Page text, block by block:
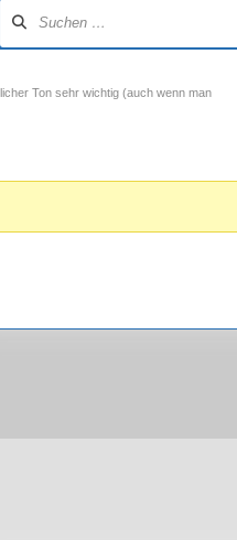
Ton sehr wichtig (auch wenn man